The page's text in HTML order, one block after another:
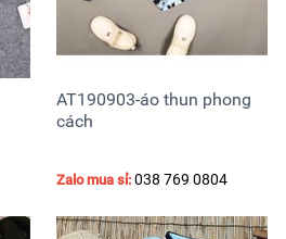
AT190903-áo thun phong
cách
Zalo mua sỉ: 038 769 0804